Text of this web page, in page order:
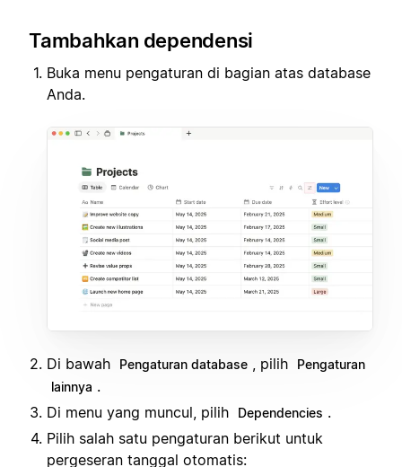
Tambahkan dependensi
Buka menu pengaturan di bagian atas database
Anda.
Di bawah Pengaturan database , pilih
Pengaturan
lainnya .
Di menu yang muncul, pilih
Dependencies .
Pilih salah satu pengaturan berikut untuk
pergeseran tanggal otomatis: